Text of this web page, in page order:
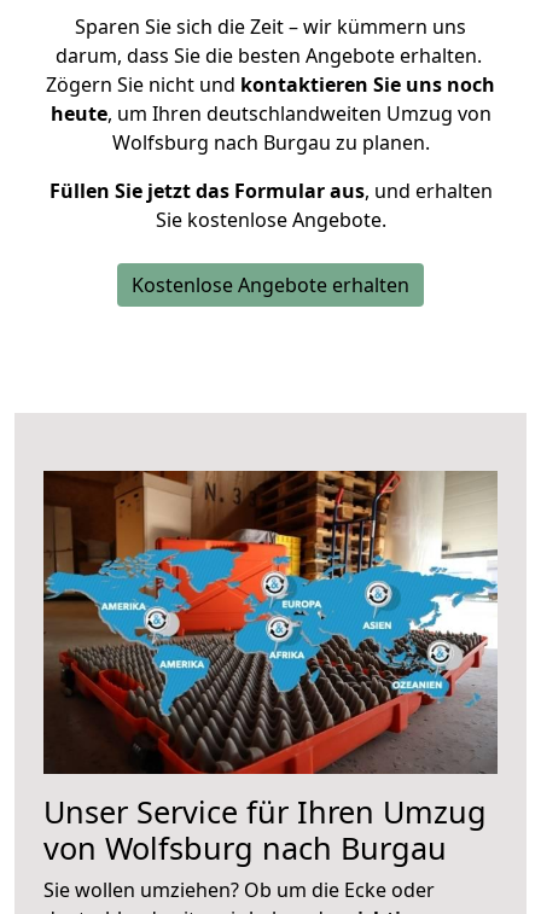
Sparen Sie sich die Zeit – wir kümmern uns
darum, dass Sie die besten Angebote erhalten.
Zögern Sie nicht und kontaktieren Sie uns noch
heute, um Ihren deutschlandweiten Umzug von
Wolfsburg nach Burgau zu planen.
Füllen Sie jetzt das Formular aus, und erhalten
Sie kostenlose Angebote.
Kostenlose Angebote erhalten
Unser Service für Ihren Umzug
von Wolfsburg nach Burgau
Sie wollen umziehen? Ob um die Ecke oder